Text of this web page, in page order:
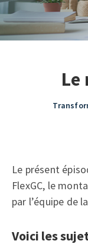
Le
Le présent
FlexGC, le
par l’équipe de
Voici les